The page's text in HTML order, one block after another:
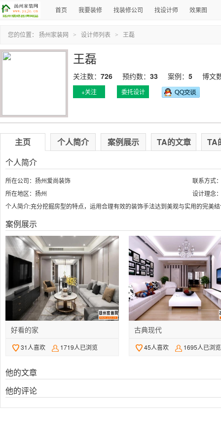
首页 我要装修 找装修公司 找设计师 效果图
您的位置： 扬州家装网 > 设计师列表 > 王磊
王磊
关注数： 726 预约数： 33 案例： 5 博文
+关注 委托设计
主页 个人简介 案例展示 TA的文章
TA
个人简介
所在公司：扬州爱尚装饰
联系方式
所在地区：扬州
设计理念
个人简介:充分挖掘房型的特点，运用合理有效的装饰手法达到美观与实用的完美
案例展示
好看的家
31人喜欢 1719人已浏览
古典现代
45人喜欢 1695人已浏览
他的文章
他的评论